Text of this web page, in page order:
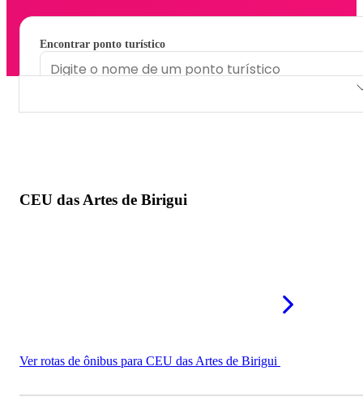
Encontrar ponto turístico
CEU das Artes de Birigui
Ver rotas de ônibus para CEU das Artes de Birigui